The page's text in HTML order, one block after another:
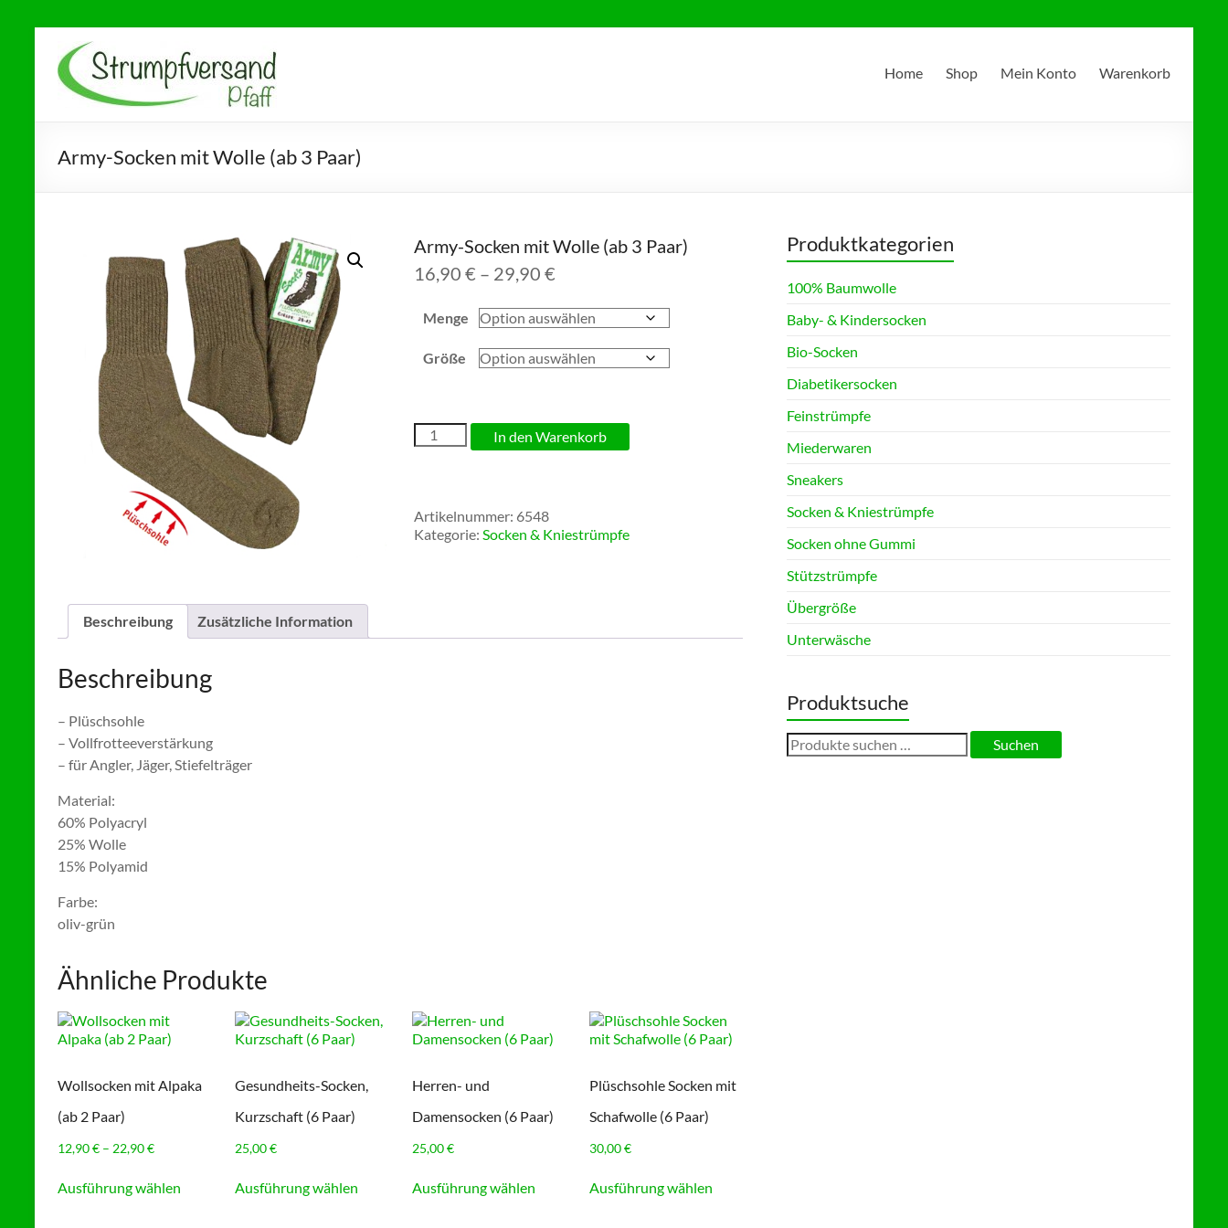
Inhalt
springen
Strumpfversand
Pfaff
Ihr Partner für
Gesundheitsstrümpfe,
Diabetikersocken und
Home Shop Mein Konto Warenkorb
Army-Socken mit Wolle (ab 3 Paar)
Army-Socken mit Wolle (ab 3 Paar)
16,90 € – 29,90 €
bis
Menge
Größe
Army-
Socken
3
Paar)
In den Warenkorb
Artikelnummer: 6548
Kategorie: Socken & Kniestrümpfe
Beschreibung Zusätzliche Information
Beschreibung
– Plüschsohle
– Vollfrotteeverstärkung
– für Angler, Jäger, Stiefelträger
Material:
60% Polyacryl
25% Wolle
15% Polyamid
Farbe:
oliv-grün
Ähnliche Produkte
Wollsocken mit Alpaka
(ab 2 Paar)
12,90€ – 22,90€Preisspanne:
bis
Ausführung wählen
Gesundheits-Socken,
Kurzschaft (6 Paar)
25,00€
Ausführung wählenProdukt
Herren- und
Damensocken (6 Paar)
25,00€
Ausführung wählenProdukt
Plüschsohle Socken mit
Schafwolle (6 Paar)
30,00€
Ausführung wählenProdukt
Produktkategorien
100% Baumwolle
Baby- & Kindersocken
Bio-Socken
Diabetikersocken
Feinstrümpfe
Miederwaren
Sneakers
Socken & Kniestrümpfe
Socken ohne Gummi
Stützstrümpfe
Übergröße
Unterwäsche
Produktsuche
Suchen
nach:
Suchen